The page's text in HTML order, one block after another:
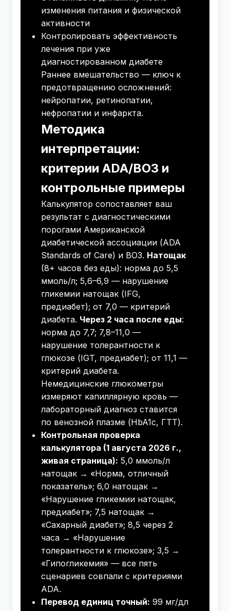
изменения питания и физической
активности
Контролировать эффективность
лечения при уже
диагностированном диабете
Раннее вмешательство — ключ к
предотвращению осложнений:
нейропатии, ретинопатии,
нефропатии и инфаркта.
Методика
интерпретации:
критерии ADA/ВОЗ и
контрольные примеры
Калькулятор сопоставляет ваш
результат с диагностическими
порогами Американской
диабетической ассоциации (ADA
Standards of Care) и ВОЗ. Натощак
(8+ часов без еды): норма до 5,5
ммоль/л; 5,6–6,9 — нарушение
гликемии натощак (IFG,
предиабет); от 7,0 — критерий
диабета. Через 2 часа после еды:
норма до 7,7; 7,8–11,0 —
нарушение толерантности к
глюкозе (IGT, предиабет); от 11,1 —
критерий диабета.
Немедицинские глюкометры
измеряют капиллярную кровь —
лабораторный диагноз ставится
по венозной плазме (HbA1c, ГТТ).
Контрольная проверка
калькулятора (1 августа 2026 г.,
живая страница): 5,0 ммоль/л
натощак → «Норма, отличный
показатель»; 6,0 натощак →
«Нарушение гликемии натощак,
предиабет»; 7,5 натощак →
«Сахарный диабет»; 8,5 через 2
часа → «Нарушение
толерантности к глюкозе»; 3,5 →
«Гипогликемия» — все пять
сценариев совпали с критериями
ADA.
Перевод единиц точный: 99 мг/дл